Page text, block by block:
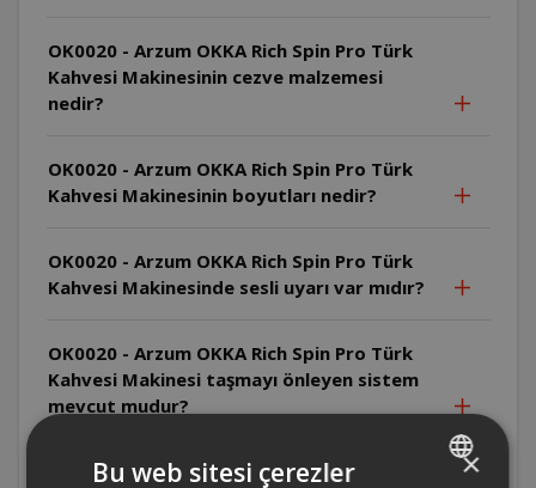
OK0020 - Arzum OKKA Rich Spin Pro Türk
Kahvesi Makinesinin cezve malzemesi
nedir?
OK0020 - Arzum OKKA Rich Spin Pro Türk
Kahvesi Makinesinin boyutları nedir?
OK0020 - Arzum OKKA Rich Spin Pro Türk
Kahvesi Makinesinde sesli uyarı var mıdır?
OK0020 - Arzum OKKA Rich Spin Pro Türk
Kahvesi Makinesi taşmayı önleyen sistem
mevcut mudur?
OK0026 - Arzum Okka Rich Spin Pro Türk
×
Bu web sitesi çerezler